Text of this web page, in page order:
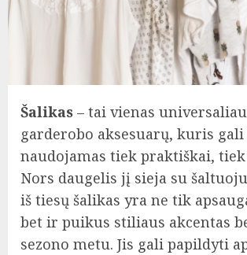
Šalikas – tai vienas
garderobo aksesuarų, kuris
naudojamas tiek praktiškai,
Nors daugelis jį sieja su
iš tiesų šalikas yra ne tik
bet ir puikus stiliaus akcentas
sezono metu. Jis gali papildyti